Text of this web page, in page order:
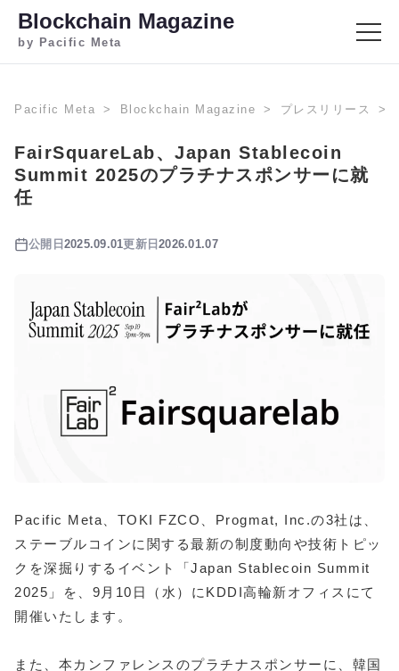
Blockchain Magazine
by Pacific Meta
Pacific Meta Blockchain Magazine プレスリリース
FairSquareLab、Japan Stablecoin
Summit 2025のプラチナスポンサーに就
任
公開日 2025.09.01更新日2026.01.07
Pacific Meta、TOKI FZCO、Progmat, Inc.の3社は、
ステーブルコインに関する最新の制度動向や技術トピッ
クを深掘りするイベント「Japan Stablecoin Summit
2025」を、9月10日（水）にKDDI高輪新オフィスにて
開催いたします。
また、本カンファレンスのプラチナスポンサーに、韓国